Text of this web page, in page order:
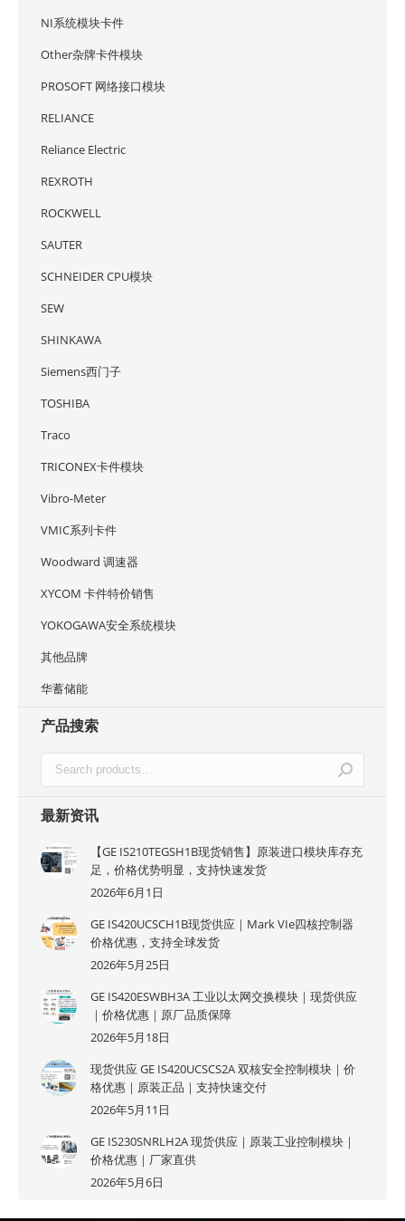
NI系统模块卡件
Other杂牌卡件模块
PROSOFT 网络接口模块
RELIANCE
Reliance Electric
REXROTH
ROCKWELL
SAUTER
SCHNEIDER CPU模块
SEW
SHINKAWA
Siemens西门子
TOSHIBA
Traco
TRICONEX卡件模块
Vibro-Meter
VMIC系列卡件
Woodward 调速器
XYCOM 卡件特价销售
YOKOGAWA安全系统模块
其他品牌
华蓄储能
产品搜索
最新资讯
【GE IS210TEGSH1B现货销售】原装进口模块库存充
足，价格优势明显，支持快速发货
2026年6月1日
GE IS420UCSCH1B现货供应｜Mark VIe四核控制器
价格优惠，支持全球发货
2026年5月25日
GE IS420ESWBH3A 工业以太网交换模块｜现货供应
｜价格优惠｜原厂品质保障
2026年5月18日
现货供应 GE IS420UCSCS2A 双核安全控制模块｜价
格优惠｜原装正品｜支持快速交付
2026年5月11日
GE IS230SNRLH2A 现货供应｜原装工业控制模块｜
价格优惠｜厂家直供
2026年5月6日